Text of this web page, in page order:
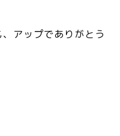
アップでありがとう